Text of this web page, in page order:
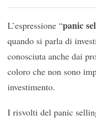
L’espressione “panic
quando si parla di
conosciuta anche dai
coloro che non sono
investimento.
I risvolti del panic